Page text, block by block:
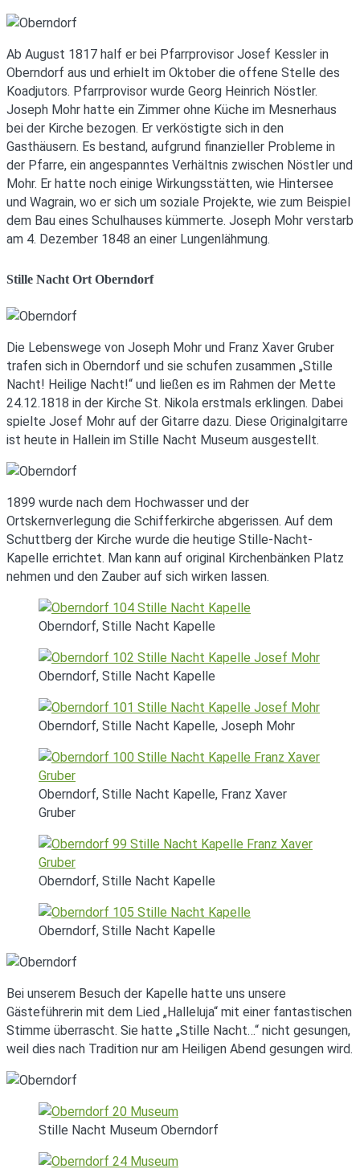
Ab August 1817 half er bei Pfarrprovisor Josef Kessler in
Oberndorf aus und erhielt im Oktober die offene Stelle des
Koadjutors. Pfarrprovisor wurde Georg Heinrich Nöstler.
Joseph Mohr hatte ein Zimmer ohne Küche im Mesnerhaus
bei der Kirche bezogen. Er verköstigte sich in den
Gasthäusern. Es bestand, aufgrund finanzieller Probleme in
der Pfarre, ein angespanntes Verhältnis zwischen Nöstler und
Mohr. Er hatte noch einige Wirkungsstätten, wie Hintersee
und Wagrain, wo er sich um soziale Projekte, wie zum Beispiel
dem Bau eines Schulhauses kümmerte. Joseph Mohr verstarb
am 4. Dezember 1848 an einer Lungenlähmung.
Stille Nacht Ort Oberndorf
Die Lebenswege von Joseph Mohr und Franz Xaver Gruber
trafen sich in Oberndorf und sie schufen zusammen „Stille
Nacht! Heilige Nacht!“ und ließen es im Rahmen der Mette
24.12.1818 in der Kirche St. Nikola erstmals erklingen. Dabei
spielte Josef Mohr auf der Gitarre dazu. Diese Originalgitarre
ist heute in Hallein im Stille Nacht Museum ausgestellt.
1899 wurde nach dem Hochwasser und der
Ortskernverlegung die Schifferkirche abgerissen. Auf dem
Schuttberg der Kirche wurde die heutige Stille-Nacht-
Kapelle errichtet. Man kann auf original Kirchenbänken Platz
nehmen und den Zauber auf sich wirken lassen.
Oberndorf, Stille Nacht Kapelle
Oberndorf, Stille Nacht Kapelle
Oberndorf, Stille Nacht Kapelle, Joseph Mohr
Oberndorf, Stille Nacht Kapelle, Franz Xaver
Gruber
Oberndorf, Stille Nacht Kapelle
Oberndorf, Stille Nacht Kapelle
Bei unserem Besuch der Kapelle hatte uns unsere
Gästeführerin mit dem Lied „Halleluja“ mit einer fantastischen
Stimme überrascht. Sie hatte „Stille Nacht…“ nicht gesungen,
weil dies nach Tradition nur am Heiligen Abend gesungen wird.
Stille Nacht Museum Oberndorf